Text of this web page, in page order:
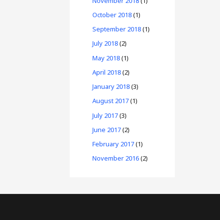
October 2018(1)
September 2018(1)
July 2018(2)
May 2018(1)
April 2018(2)
January 2018(3)
August 2017(1)
July 2017(3)
June 2017(2)
February 2017(1)
November 2016(2)